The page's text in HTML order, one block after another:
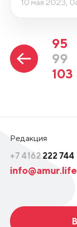
10 мая 2023,
95
99
103
Редакция
+7 4162 222 744
info@amur.life